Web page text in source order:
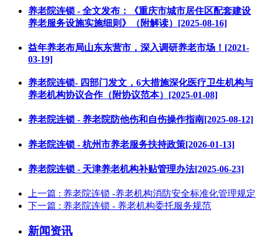
养老院连锁 - 全文发布：《重庆市城市居住区配套建设
养老服务设施实施细则》（附解读）[2025-08-16]
益年养老布局山东东营市，深入调研养老市场！[2021-
03-19]
养老院连锁- 四部门发文，6大措施深化医疗卫生机构与
养老机构协议合作（附协议范本）[2025-01-08]
养老院连锁 - 养老院防他伤和自伤操作指南[2025-08-12]
养老院连锁 - 杭州市养老服务扶持政策[2026-01-13]
养老院连锁 - 天津养老机构补贴管理办法[2025-06-23]
上一篇 : 养老院连锁 -养老机构消防安全标准化管理规定
下一篇 : 养老院连锁 - 养老机构委托服务规范
新闻资讯